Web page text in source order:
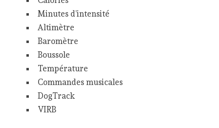
Minutes d’intensité
Altimètre
Baromètre
Boussole
Température
Commandes musicales
DogTrack
VIRB